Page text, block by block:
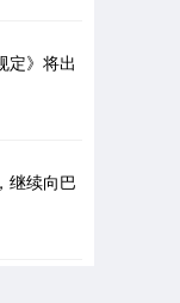
定》将出
继续向巴